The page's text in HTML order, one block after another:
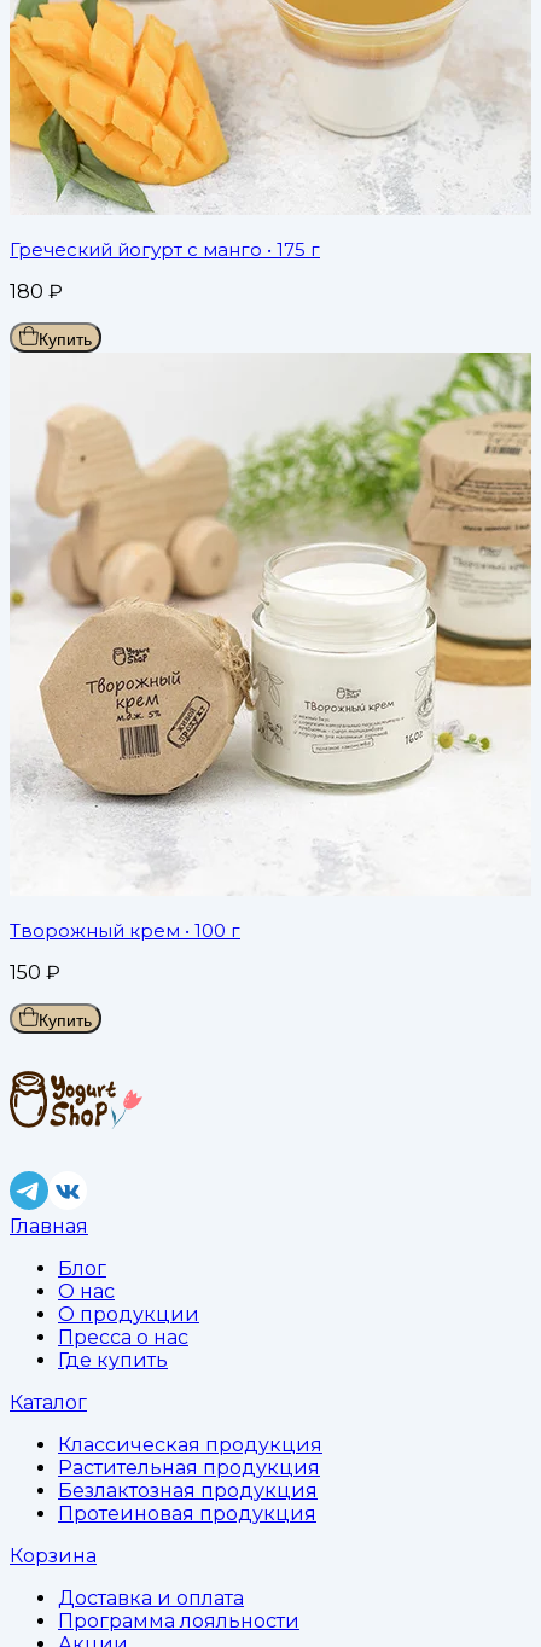
Греческий йогурт с манго • 175 г
180 ₽
Купить
Творожный крем • 100 г
150 ₽
Купить
Главная
Блог
О нас
О продукции
Пресса о нас
Где купить
Каталог
Классическая продукция
Растительная продукция
Безлактозная продукция
Протеиновая продукция
Корзина
Доставка и оплата
Программа лояльности